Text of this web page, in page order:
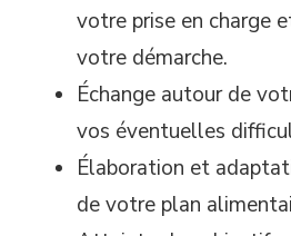
votre prise en charge
votre démarche.
Échange autour de
vos éventuelles
Élaboration et
de votre plan